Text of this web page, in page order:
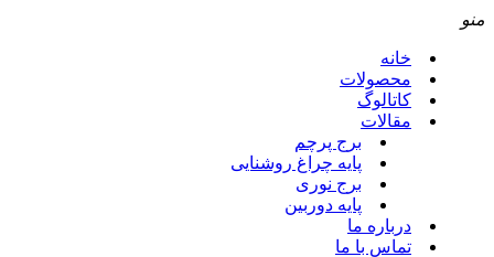
منو
خانه
محصولات
کاتالوگ
مقالات
برج پرچم
پایه چراغ روشنایی
برج نوری
پایه دوربین
درباره ما
تماس با ما